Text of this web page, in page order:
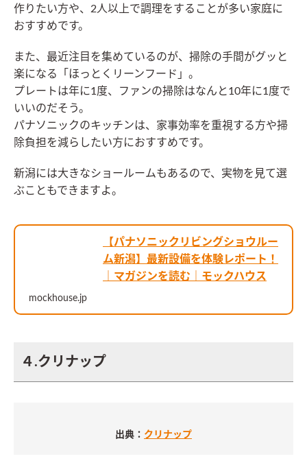
作りたい方や、2人以上で調理をすることが多い家庭に
おすすめです。
また、最近注目を集めているのが、掃除の手間がグッと
楽になる「ほっとくリーンフード」。
プレートは年に1度、ファンの掃除はなんと10年に1度で
いいのだそう。
パナソニックのキッチンは、家事効率を重視する方や掃
除負担を減らしたい方におすすめです。
新潟には大きなショールームもあるので、実物を見て選
ぶこともできますよ。
【パナソニックリビングショウルー
ム新潟】最新設備を体験レポート！
｜マガジンを読む｜モックハウス
mockhouse.jp
４.クリナップ
出典： クリナップ